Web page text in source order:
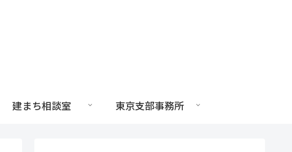
建まち相談室 東京支部事務所